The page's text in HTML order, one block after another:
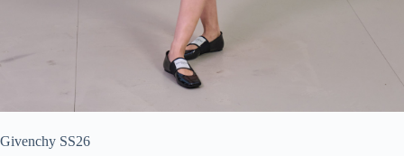
Givenchy SS26